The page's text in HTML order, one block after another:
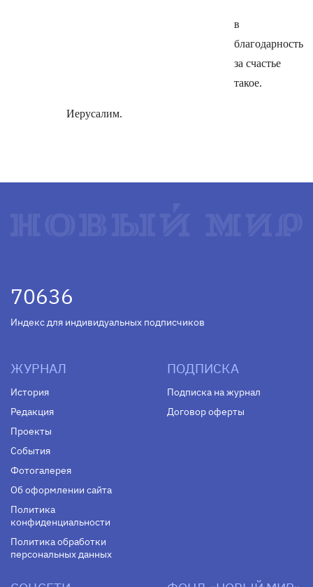
в
благодарность
за счастье
такое.
Иерусалим.
70636
Индекс для индивидуальных подписчиков
ЖУРНАЛ
История
Редакция
Проекты
События
Фотогалерея
Об оформлении сайта
Политика
конфиденциальности
Политика обработки
персональных данных
ПОДПИСКА
Подписка на журнал
Договор оферты